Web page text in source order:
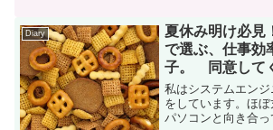
るようになってし
いているのは、8/
更新！！！)。...
Diary
夏休み明け必
で選ぶ、仕事効
子。 同意して
かもしれない…
私はシステムエン
をしています。ほ
パソコンと向き合